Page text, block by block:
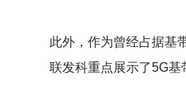
此外，作为曾经占据基
联发科重点展示了5G基